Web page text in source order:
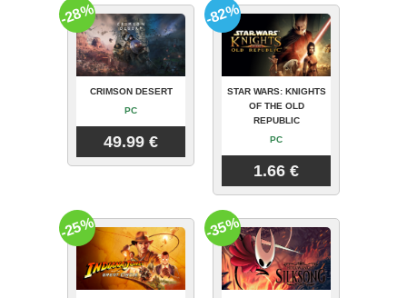
CRIMSON DESERT
PC
49.99 €
-28%
STAR WARS: KNIGHTS
OF THE OLD
REPUBLIC
PC
1.66 €
-82%
-25% -35%